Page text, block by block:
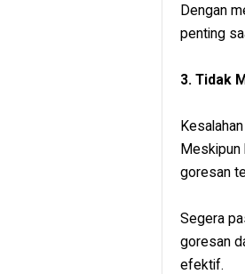
Dengan
penting
3. Tidak
Meskipun
goresan
Segera
goresan
efektif.